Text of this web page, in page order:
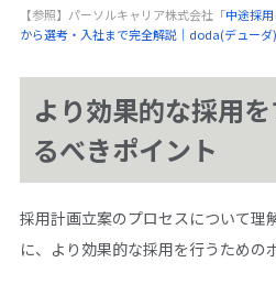
【参照】パーソルキャリア株式会社「中途採
から選考・入社まで完全解説｜doda(デューダ)
より効果的な採用
るべきポイント
採用計画立案のプロセスについて理
に、より効果的な採用を行うための